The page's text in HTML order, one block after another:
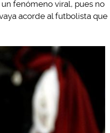
fenómeno viral, pues no
acorde al futbolista que